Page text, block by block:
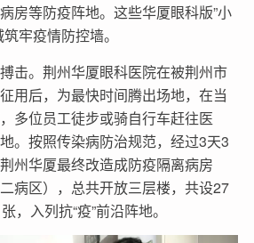
房等防疫阵地。这些华厦眼科版”小
牢疫情防控墙。
击。荆州华厦眼科医院在被荆州市
用后，为最快时间腾出场地，在当
多位员工徒步或骑自行车赶往医
。按照传染病防治规范，经过3天3
州华厦最终改造成防疫隔离病房
病区），总共开放三层楼，共设27
，入列抗“疫”前沿阵地。